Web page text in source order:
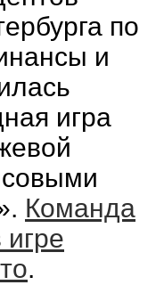
по
и
игра
Команда
.